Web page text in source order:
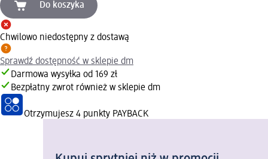
Do koszyka
Chwilowo niedostępny z dostawą
Sprawdź dostępność w sklepie dm
Darmowa wysyłka od 169 zł
Bezpłatny zwrot również w sklepie dm
Otrzymujesz 4 punkty PAYBACK